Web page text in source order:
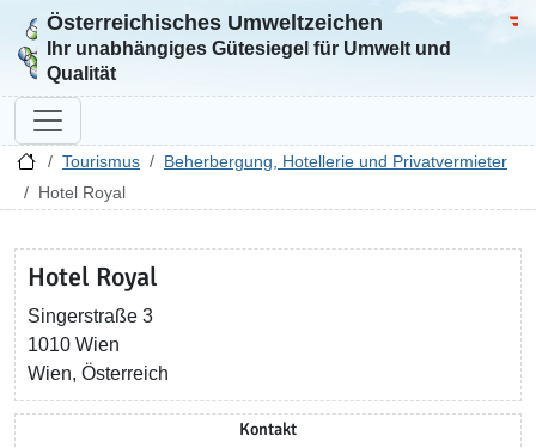
Zur Startseite
Österreichisches Umweltzeichen
Ihr unabhängiges Gütesiegel für Umwelt und
Qualität
Tourismus
Beherbergung, Hotellerie und Privatvermieter
Hotel Royal
Hotel Royal
Singerstraße 3
1010 Wien
Wien, Österreich
Kontakt